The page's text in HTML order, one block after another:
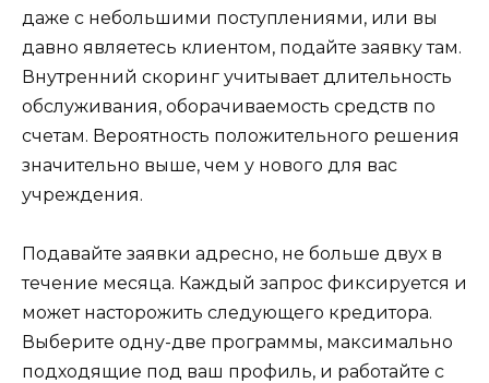
даже с небольшими поступлениями, или вы
давно являетесь клиентом, подайте заявку там.
Внутренний скоринг учитывает длительность
обслуживания, оборачиваемость средств по
счетам. Вероятность положительного решения
значительно выше, чем у нового для вас
учреждения.
Подавайте заявки адресно, не больше двух в
течение месяца. Каждый запрос фиксируется и
может насторожить следующего кредитора.
Выберите одну-две программы, максимально
подходящие под ваш профиль, и работайте с